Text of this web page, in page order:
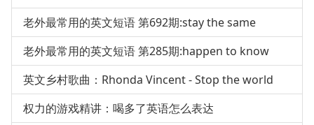
老外最常用的英文短语 第692期:stay the same
老外最常用的英文短语 第285期:happen to know
英文乡村歌曲：Rhonda Vincent - Stop the world
权力的游戏精讲：喝多了英语怎么表达